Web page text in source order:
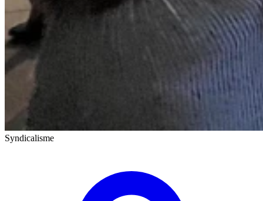
Syndicalisme